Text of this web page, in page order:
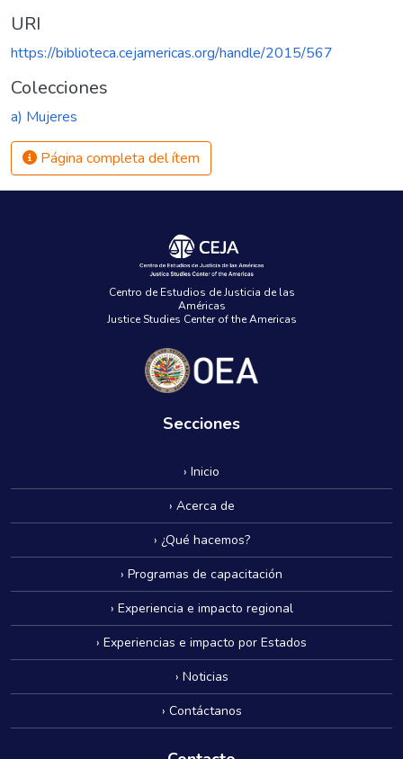
URI
https://biblioteca.cejamericas.org/handle/2015/567
Colecciones
a) Mujeres
Página completa del ítem
Centro de Estudios de Justicia de las
Américas
Justice Studies Center of the Americas
Secciones
› Inicio
› Acerca de
› ¿Qué hacemos?
› Programas de capacitación
› Experiencia e impacto regional
› Experiencias e impacto por Estados
› Noticias
› Contáctanos